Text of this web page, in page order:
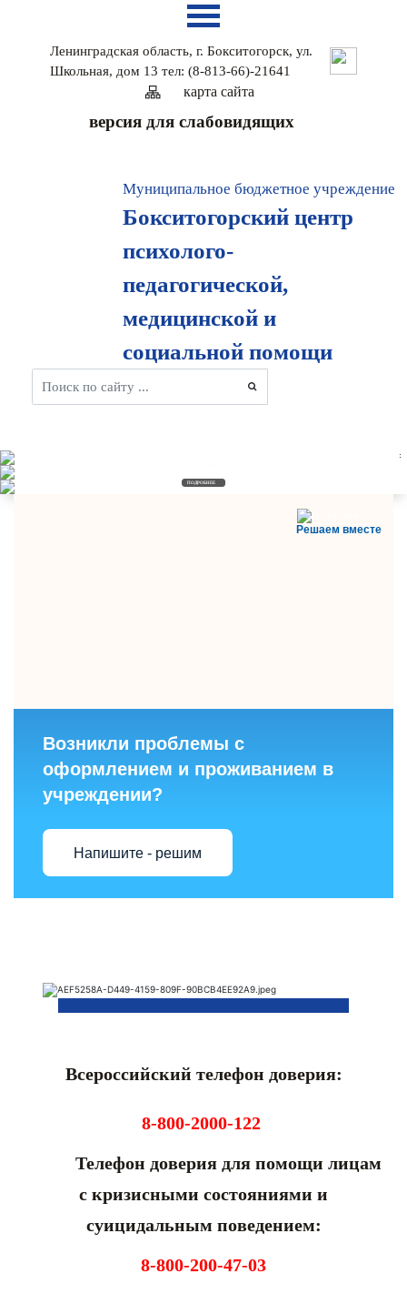
Ленинградская область, г. Бокситогорск, ул.
Школьная, дом 13 тел: (8-813-66)-21641
карта сайтa
версия для слабовидящих
Муниципальное бюджетное учреждение
Бокситогорский центр
психолого-
педагогической,
медицинской и
социальной помощи
ПОДРОБНЕЕ
ПОДРОБНЕЕ
ПОДРОБНЕЕ
Решаем вместе
Возникли проблемы с
оформлением и проживанием в
учреждении?
Напишите - решим
Всероссийский телефон доверия:
8-800-2000-122
Телефон доверия для помощи лицам
с кризисными состояниями и
суицидальным поведением:
8-800-200-47-03